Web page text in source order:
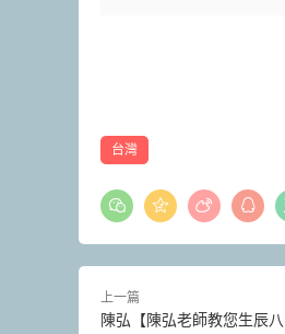
台灣
上一篇
陳弘【陳弘老師教您生辰